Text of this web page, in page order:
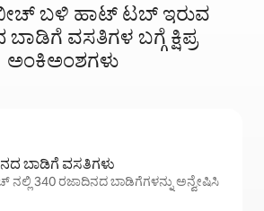
ಬೀಚ್ ಬಳಿ ಹಾಟ್ ‌ಟಬ್ ಇರುವ
ವಸತಿಗಳ ಬಗ್ಗೆ ಕ್ಷಿಪ್ರ
ಅಂಕಿಅಂಶಗಳು
ಬಾಡಿಗೆ ವಸತಿಗಳು
ನಲ್ಲಿ 340 ರಜಾದಿನದ ಬಾಡಿಗೆಗಳನ್ನು ಅನ್ವೇಷಿಸಿ